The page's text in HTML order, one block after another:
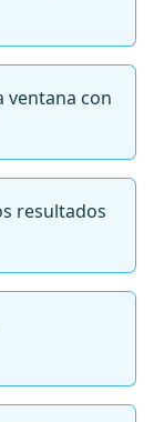
ventana con
resultados